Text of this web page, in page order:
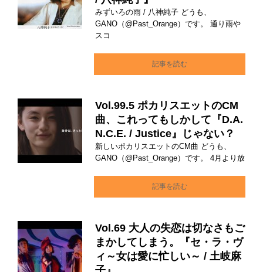
みずいろの雨 / 八神純子 どうも、
GANO（@Past_Orange）です。 通り雨や
スコ
記事を読む
Vol.99.5 ポカリスエットのCM
曲、これってもしかして『D.A.
N.C.E. / Justice』じゃない？
新しいポカリスエットのCM曲 どうも、
GANO（@Past_Orange）です。 4月より放
記事を読む
Vol.69 大人の失恋は切なさもご
まかしてしまう。『セ・ラ・ヴ
ィ～女は愛に忙しい～ / 土岐麻